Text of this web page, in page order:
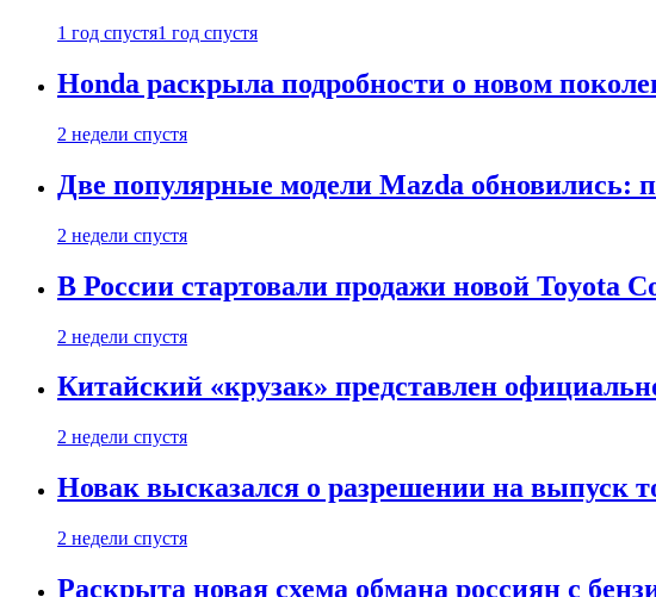
1 год спустя1 год спустя
Honda раскрыла подробности о новом
2 недели спустя
Две популярные модели Mazda обновились:
2 недели спустя
В России стартовали продажи новой Toyota
2 недели спустя
Китайский «крузак» представлен
2 недели спустя
Новак высказался о разрешении на выпуск
2 недели спустя
Раскрыта новая схема обмана россиян с